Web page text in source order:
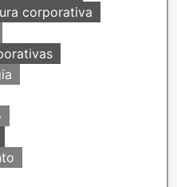
corporativa